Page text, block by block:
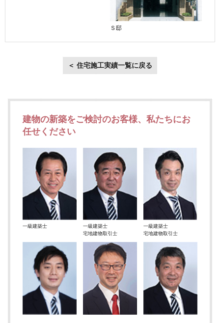
Ｓ邸
＜ 住宅施工実績一覧に戻る
建物の新築をご検討のお客様、私たちにお
任せください
一級建築士
一級建築士
宅地建物取引士
一級建築士
宅地建物取引士